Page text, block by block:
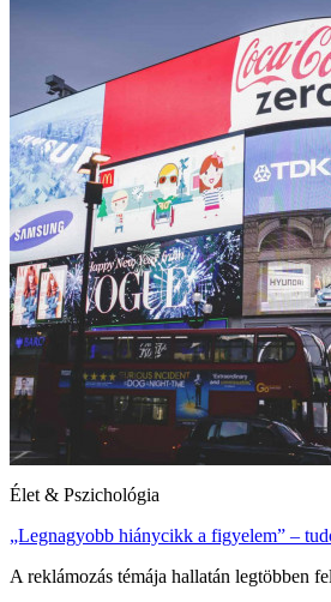
Élet & Pszichológia
„Legnagyobb hiánycikk a figyelem” –
A reklámozás témája hallatán legtöbben